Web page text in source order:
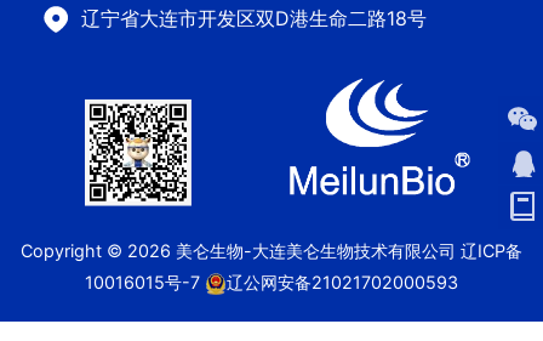
辽宁省大连市开发区双D港生命二路18号
Copyright © 2026 美仑生物-大连美仑生物技术有限公司 辽ICP备
10016015号-7
辽公网安备21021702000593